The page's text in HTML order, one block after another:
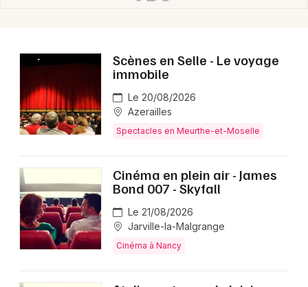
Scènes en Selle - Le voyage
immobile
Le 20/08/2026
Azerailles
Spectacles en Meurthe-et-Moselle
Cinéma en plein air - James
Bond 007 - Skyfall
Le 21/08/2026
Jarville-la-Malgrange
Cinéma à Nancy